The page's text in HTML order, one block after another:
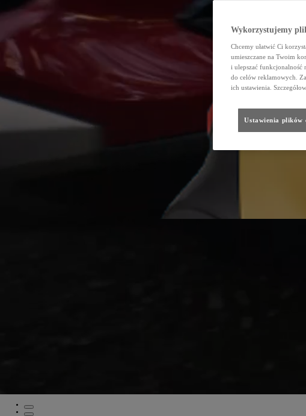
Wykorzystujemy
Chcemy ułatwić Ci
umieszczane na Twoim
i ulepszać funkcjonalność
do celów reklamowych.
ich ustawienia.
Ustawienia plików